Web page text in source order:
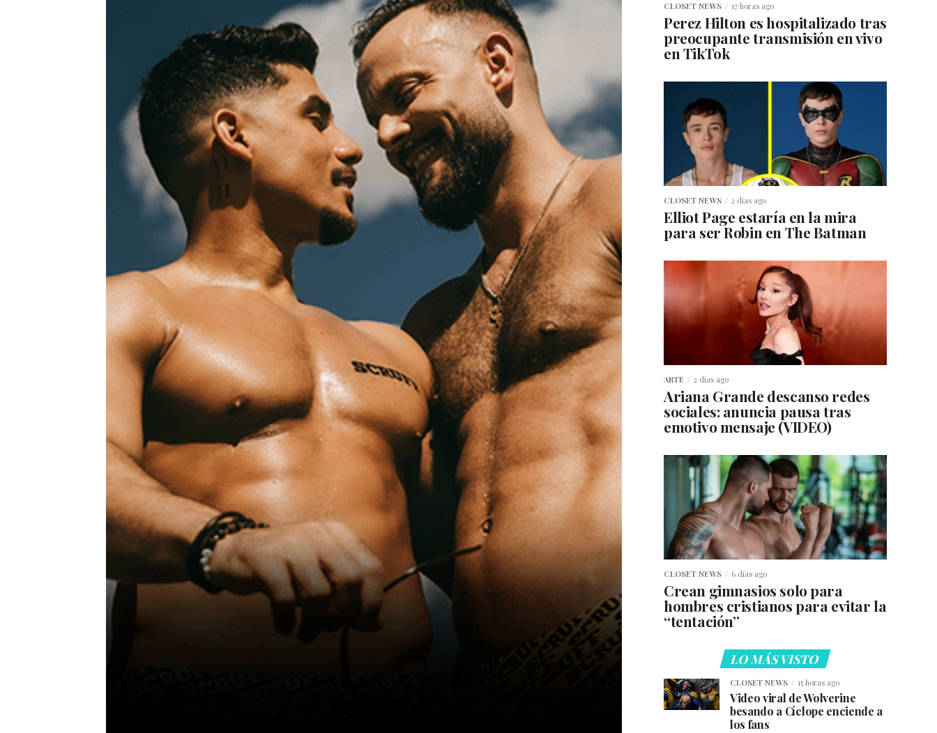
CLOSET NEWS 17 horas ago
Perez Hilton es hospitalizado tras
preocupante transmisión en vivo
en TikTok
CLOSET NEWS 2 días ago
Elliot Page estaría en la mira
para ser Robin en The Batman
ARTE 2 días ago
Ariana Grande descanso redes
sociales: anuncia pausa tras
emotivo mensaje (VIDEO)
CLOSET NEWS 6 días ago
Crean gimnasios solo para
hombres cristianos para evitar la
“tentación”
LO MÁS VISTO
CLOSET NEWS 15 horas ago
Video viral de Wolverine
besando a Cíclope enciende a
los fans